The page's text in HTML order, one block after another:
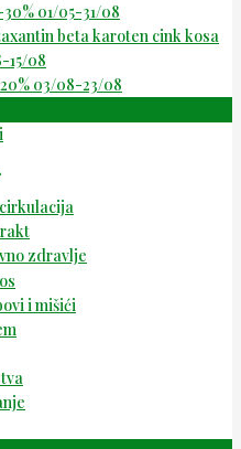
01/05-31/08
beta karoten cink kosa
15/08
03/08-23/08
zdravlje
i mišići